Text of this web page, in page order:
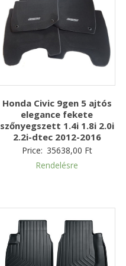
Honda Civic 9gen 5 ajtós
elegance fekete
szőnyegszett 1.4i 1.8i 2.0i
2.2i-dtec 2012-2016
Price: 35638,00 Ft
Rendelésre